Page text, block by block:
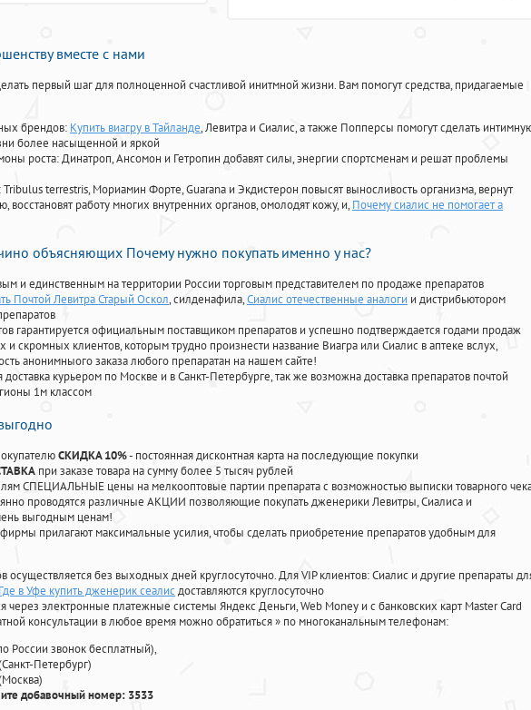
вместе с нами
первый шаг для полноценной счастливой инитмной жизни. Вам помогут средства, придагаемые
брендов: Купить виагру в Тайланде, Левитра и Сиалис, а также Попперсы помогут сделать
более насыщенной и яркой
роста: Динатроп, Ансомон и Гетропин добавят силы, энергии спортсменам и решат проблемы
Tribulus terrestris, Мориамин Форте, Guarana и Экдистерон повысят выносливость организма, вернут
восстановят работу многих внутренних органов, омолодят кожу, и, Почему сиалис не помогает а
объясняющих Почему нужно покупать именно у нас?
и единственным на территории России торговым представителем по продаже препаратов
Почтой Левитра Старый Оскол, силденафила,Сиалис отечественные аналоги и дистрибьютором
гарантируется официальным поставщиком препаратов и успешно подтверждается годами продаж
и скромных клиентов, которым трудно произнести название Виагра или Сиалис в аптеке вслух,
анонимныого заказа любого препаратан на нашем сайте!
доставка курьером по Москве и в Санкт-Петербурге, так же возможна доставка препаратов почтой
1м классом
СКИДКА 10%- постоянная дисконтная карта на последующие покупки
при заказе товара на сумму более 5 тысяч рублей
СПЕЦИАЛЬНЫЕ цены на мелкооптовые партии препарата с возможностью выписки товарного
проводятся различные АКЦИИ позволяющие покупать дженерики Левитры, Сиалиса и
выгодным ценам!
прилагают максимальные усилия, чтобы сделать приобретение препаратов удобным для
осуществляется без выходных дней круглосуточно. Для VIP клиентов: Сиалис и другие препараты
Где в Уфе купить дженерик сеалисдоставляются круглосуточно
через электронные платежные системы Яндекс Деньги, Web Money и с банковских карт Master Card
консультации в любое время можно обратиться» по многоканальным телефонам:
России звонок бесплатный),
Санкт-Петербург)
Москва)
добавочный номер: 3533